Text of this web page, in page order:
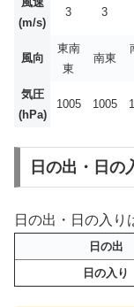
(m/s)
3 3
風向
東南
東
南東
気圧
(hPa)
1005 1005
日の出・日の
日の出・日の入り
日の出
日の入り